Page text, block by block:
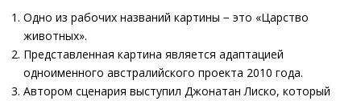
Одно из рабочих названий картины − это «Царство
животных».
Представленная картина является адаптацией
одноименного австралийского проекта 2010 года.
Автором сценария выступил Джонатан Лиско, который